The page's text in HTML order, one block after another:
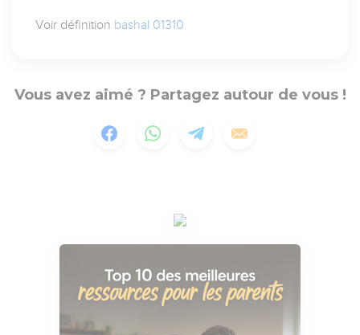
Voir définition bashal 01310
Vous avez aimé ? Partagez autour de vous !